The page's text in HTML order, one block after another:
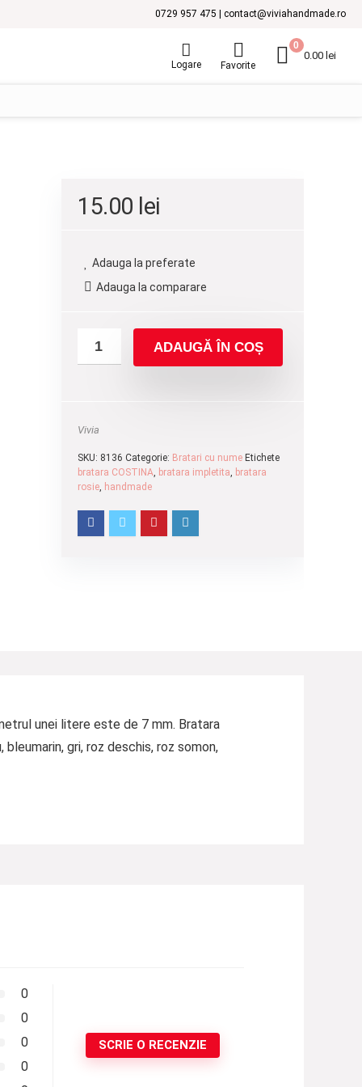
0729 957 475 | contact@viviahandmade.ro
Logare Favorite
0
0.00 lei
15.00 lei
Adauga la preferate
Adauga la comparare
ADAUGĂ ÎN COȘ
Vivia
SKU: 8136 Categorie: Bratari cu nume Etichete
bratara COSTINA, bratara impletita, bratara
rosie, handmade
unei litere este de 7 mm. Bratara
gri, roz deschis, roz somon,
0
0
0
0
SCRIE O RECENZIE